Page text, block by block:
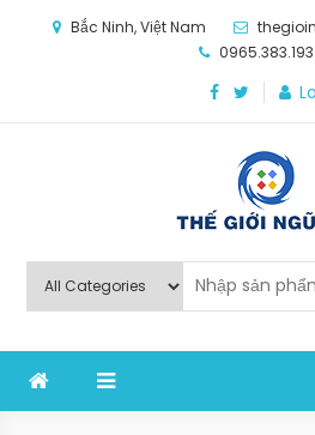
Bắc Ninh, Việt Nam
0965.383.193
Thế Giới Ngũ Kim
nghiệp sản